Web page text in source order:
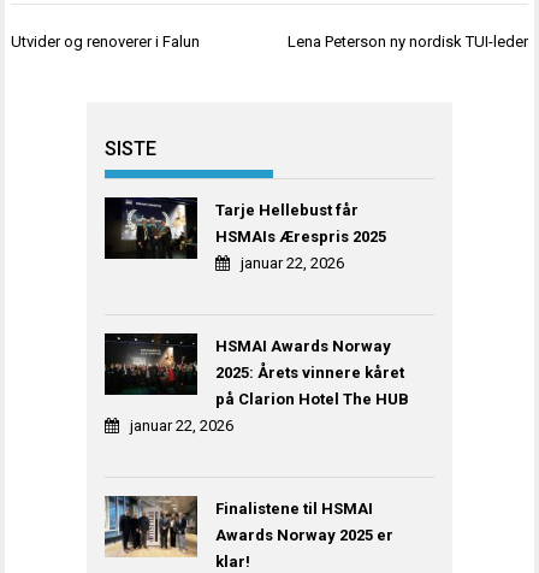
Innleggsnavigasjon
Utvider og renoverer i Falun Lena Peterson ny nordisk TUI-leder
SISTE
Tarje Hellebust får
HSMAIs Ærespris 2025
januar 22, 2026
HSMAI Awards Norway
2025: Årets vinnere kåret
på Clarion Hotel The HUB
januar 22, 2026
Finalistene til HSMAI
Awards Norway 2025 er
klar!